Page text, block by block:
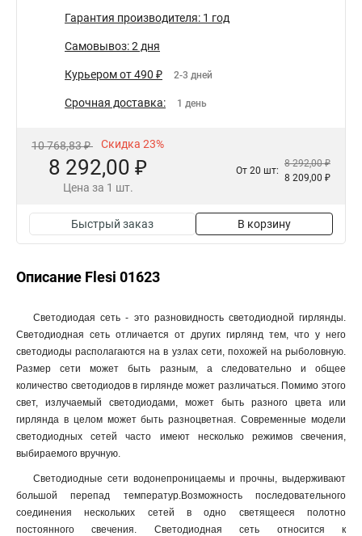
Гарантия производителя: 1 год
Самовывоз: 2 дня
Курьером от 490 ₽ 2-3 дней
Срочная доставка: 1 день
10 768,83 ₽ Скидка 23%
8 292,00 ₽
Цена за 1 шт.
От 20 шт:
8 292,00 ₽
8 209,00 ₽
Быстрый заказ В корзину
Описание Flesi 01623
Светодиодая сеть - это разновидность светодиодной гирлянды.
Светодиодная сеть отличается от других гирлянд тем, что у него
светодиоды располагаются на в узлах сети, похожей на рыболовную.
Размер сети может быть разным, а следовательно и общее
количество светодиодов в гирлянде может различаться. Помимо этого
свет, излучаемый светодиодами, может быть разного цвета или
гирлянда в целом может быть разноцветная. Современные модели
светодиодных сетей часто имеют несколько режимов свечения,
выбираемого вручную.
Светодиодные сети водонепроницаемы и прочны, выдерживают
большой перепад температур.Возможность последовательного
соединения нескольких сетей в одно светящееся полотно
постоянного свечения. Светодиодная сеть относится к